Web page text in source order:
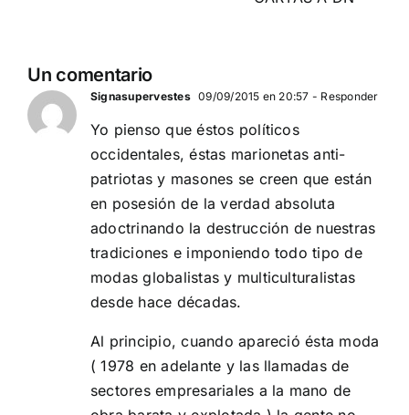
Un comentario
Signasupervestes 09/09/2015 en 20:57 - Responder
Yo pienso que éstos políticos
occidentales, éstas marionetas anti-
patriotas y masones se creen que están
en posesión de la verdad absoluta
adoctrinando la destrucción de nuestras
tradiciones e imponiendo todo tipo de
modas globalistas y multiculturalistas
desde hace décadas.
Al principio, cuando apareció ésta moda
( 1978 en adelante y las llamadas de
sectores empresariales a la mano de